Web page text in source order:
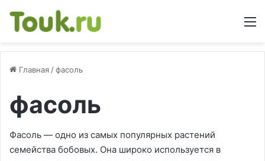
Главная /фасоль
фасоль
Фасоль — одно из самых популярных растений
семейства бобовых. Она широко используется в